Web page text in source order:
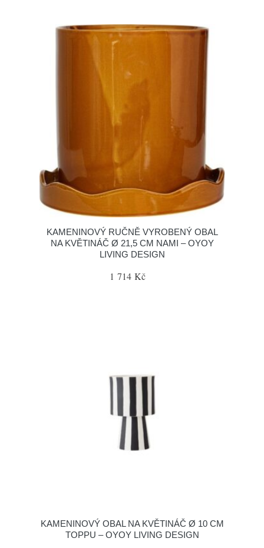
KAMENINOVÝ RUČNĚ VYROBENÝ OBAL
NA KVĚTINÁČ Ø 21,5 CM NAMI – OYOY
LIVING DESIGN
1 714 Kč
KAMENINOVÝ OBAL NA KVĚTINÁČ Ø 10 CM
TOPPU – OYOY LIVING DESIGN